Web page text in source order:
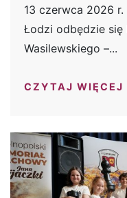
13 czerwca 2026
Łodzi odbędzie się
Wasilewskiego –...
CZYTAJ WIĘCEJ